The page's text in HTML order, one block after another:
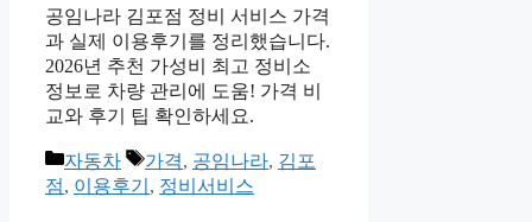
공임나라 김포점 정비 서비스 가격
과 실제 이용후기를 정리했습니다.
2026년 추천 가성비 최고 정비소
정보로 차량 관리에 도움! 가격 비
교와 후기 팁 확인하세요.
카
테
자동차
태
그
가격, 공임나라, 김포
점, 이용후기 , 정비서비스